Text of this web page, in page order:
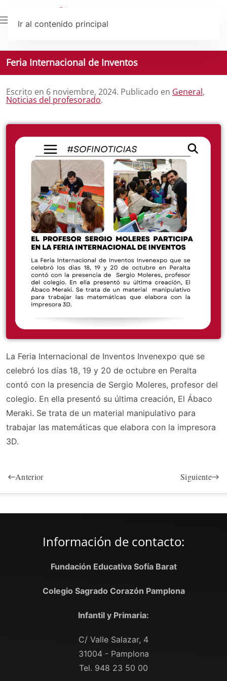
Ir al contenido principal
Feria Internacional de Inventos
Escrito en 6 noviembre, 2024. Publicado en General,
Noticias del profesorado.
La Feria Internacional de Inventos Invenexpo que se
celebró los días 18, 19 y 20 de octubre en Peralta
contó con la presencia de Sergio Moleres, profesor del
colegio. En ella presentó su última creación, El Ábaco
Meraki. Se trata de un material manipulativo para
trabajar las matemáticas que elabora con la impresora
3D.
Anterior Siguiente
Información de contacto:
Fundación Educativa Sofía Barat
Colegio Sagrado Corazón Pamplona
Infantil y Primaria:
C/ Valle Salazar, 4
31004 - Pamplona
Tel. 948 23 50 00